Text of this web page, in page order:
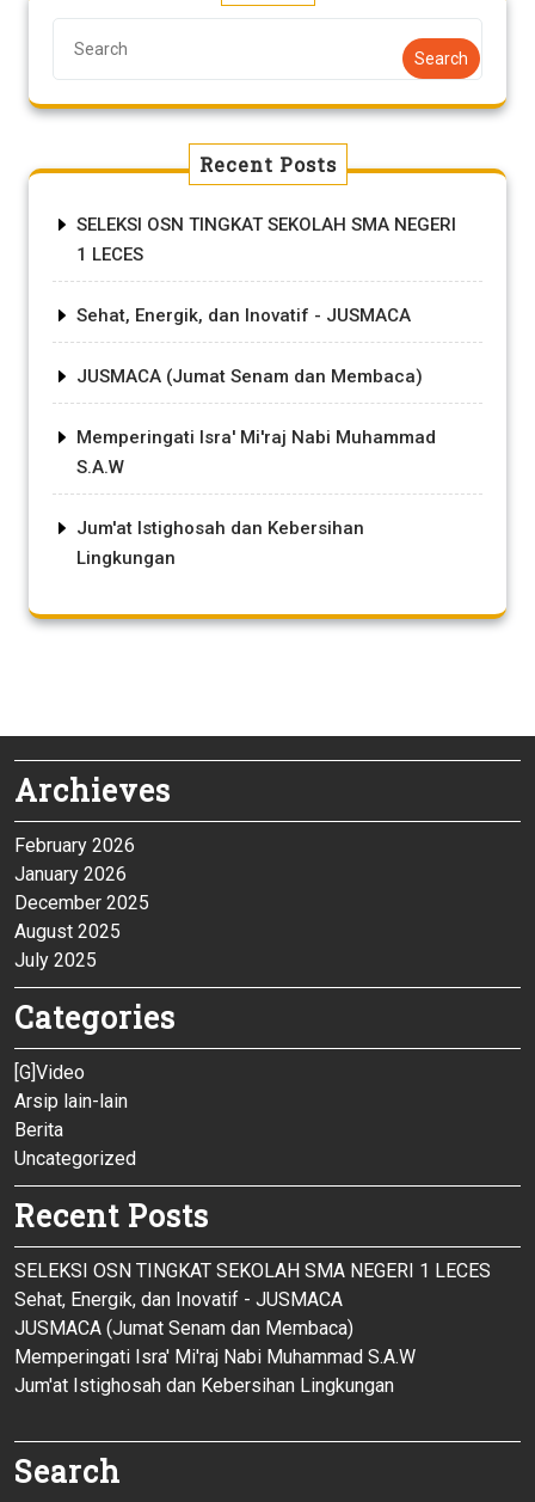
Search
Recent Posts
SELEKSI OSN TINGKAT SEKOLAH SMA NEGERI
1 LECES
Sehat, Energik, dan Inovatif - JUSMACA
JUSMACA (Jumat Senam dan Membaca)
Memperingati Isra' Mi'raj Nabi Muhammad
S.A.W
Jum'at Istighosah dan Kebersihan
Lingkungan
Archieves
February 2026
January 2026
December 2025
August 2025
July 2025
Categories
[G]Video
Arsip lain-lain
Berita
Uncategorized
Recent Posts
SELEKSI OSN TINGKAT SEKOLAH SMA NEGERI 1 LECES
Sehat, Energik, dan Inovatif - JUSMACA
JUSMACA (Jumat Senam dan Membaca)
Memperingati Isra' Mi'raj Nabi Muhammad S.A.W
Jum'at Istighosah dan Kebersihan Lingkungan
Search